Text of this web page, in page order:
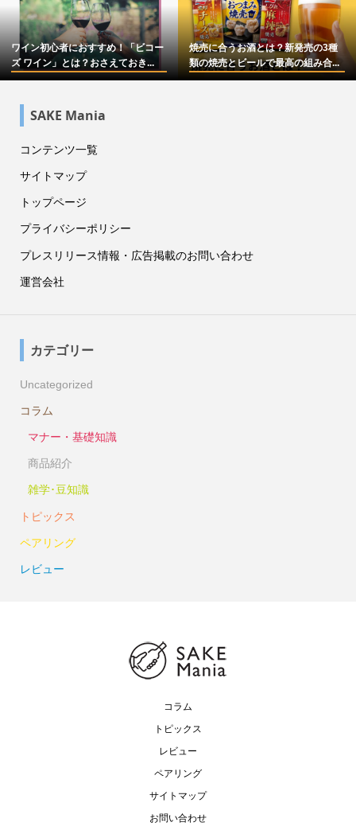
ワイン初心者におすすめ！「ビコー
ズ ワイン」とは？おさえておき...
焼売に合うお酒とは？新発売の3種
類の焼売とビールで最高の組み合...
SAKE Mania
コンテンツ一覧
サイトマップ
トップページ
プライバシーポリシー
プレスリリース情報・広告掲載のお問い合わせ
運営会社
カテゴリー
Uncategorized
コラム
マナー・基礎知識
商品紹介
雑学･豆知識
トピックス
ペアリング
レビュー
コラム
トピックス
レビュー
ペアリング
サイトマップ
お問い合わせ